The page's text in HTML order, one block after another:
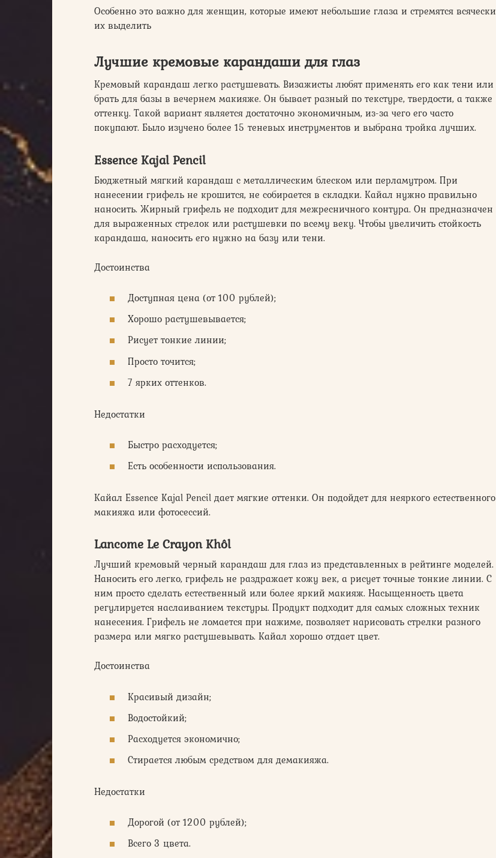
Особенно это важно для женщин, которые имеют небольшие глаза и стремятся всячески
их выделить
Лучшие кремовые карандаши для глаз
Кремовый карандаш легко растушевать. Визажисты любят применять его как тени или
брать для базы в вечернем макияже. Он бывает разный по текстуре, твердости, а также
оттенку. Такой вариант является достаточно экономичным, из-за чего его часто
покупают. Было изучено более 15 теневых инструментов и выбрана тройка лучших.
Essence Kajal Pencil
Бюджетный мягкий карандаш с металлическим блеском или перламутром. При
нанесении грифель не крошится, не собирается в складки. Кайал нужно правильно
наносить. Жирный грифель не подходит для межресничного контура. Он предназначен
для выраженных стрелок или растушевки по всему веку. Чтобы увеличить стойкость
карандаша, наносить его нужно на базу или тени.
Достоинства
Доступная цена (от 100 рублей);
Хорошо растушевывается;
Рисует тонкие линии;
Просто точится;
7 ярких оттенков.
Недостатки
Быстро расходуется;
Есть особенности использования.
Кайал Essence Kajal Pencil дает мягкие оттенки. Он подойдет для неяркого естественного
макияжа или фотосессий.
Lancome Le Crayon Khôl
Лучший кремовый черный карандаш для глаз из представленных в рейтинге моделей.
Наносить его легко, грифель не раздражает кожу век, а рисует точные тонкие линии. С
ним просто сделать естественный или более яркий макияж. Насыщенность цвета
регулируется наслаиванием текстуры. Продукт подходит для самых сложных техник
нанесения. Грифель не ломается при нажиме, позволяет нарисовать стрелки разного
размера или мягко растушевывать. Кайал хорошо отдает цвет.
Достоинства
Красивый дизайн;
Водостойкий;
Расходуется экономично;
Стирается любым средством для демакияжа.
Недостатки
Дорогой (от 1200 рублей);
Всего 3 цвета.